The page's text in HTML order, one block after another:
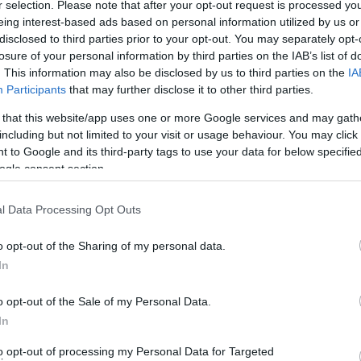
selection. Please note that after your opt-out request is processed
interest-based ads based on personal information utilized by us
to third parties prior to your opt-out. You may separately
of your personal information by third parties on the IAB’s list of
This information may also be disclosed by us to third parties on the
Participants that may further disclose it to other third parties.
that this website/app uses one or more Google services and may
but not limited to your visit or usage behaviour. You may
to Google and its third-party tags to use your data for below
consent section.
Data Processing Opt Outs
opt-out of the Sharing of my personal data.
opt-out of the Sale of my Personal Data.
opt-out of processing my Personal Data for Targeted
της Χώρας οι μεγάλοι και βγάλτε συμπέρασμα.
Πρώτα οι μικροί δίνουν το παράδειγμα. Και μετά
ότι έχουν και δεν έχουν παντού…Τα